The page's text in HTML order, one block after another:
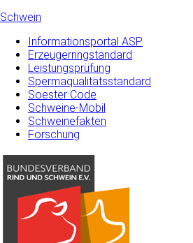
Schwein
Informationsportal ASP
Erzeugerringstandard
Leistungsprüfung
Spermaqualitätsstandard
Soester Code
Schweine-Mobil
Schweinefakten
Forschung